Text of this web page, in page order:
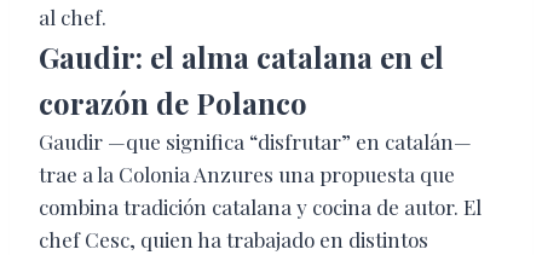
al chef.
Gaudir: el alma catalana en el
corazón de Polanco
Gaudir —que significa “disfrutar” en catalán—
trae a la Colonia Anzures una propuesta que
combina tradición catalana y cocina de autor. El
chef Cesc, quien ha trabajado en distintos